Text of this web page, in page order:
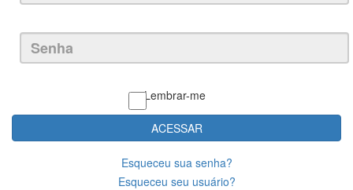
Lembrar-me
ACESSAR
Esqueceu sua senha?
Esqueceu seu usuário?